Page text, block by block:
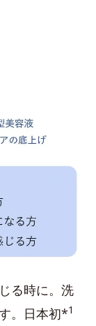
る時に。洗
。日本初*1